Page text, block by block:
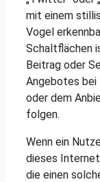
mit einem
Vogel
Schaltflächen
Beitrag oder
Angebotes
oder dem
folgen.
Wenn ein
dieses
die einen